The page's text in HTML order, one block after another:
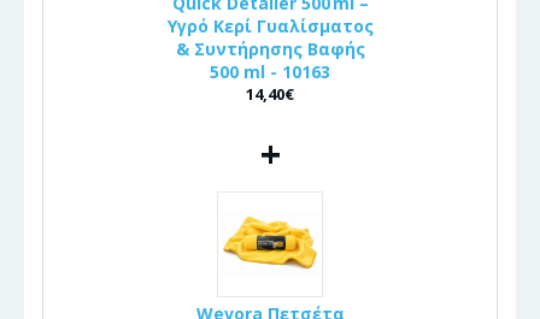
Υγρό Κερί Γυαλίσματος
& Συντήρησης Βαφής
500 ml - 10163
14,40€
+
Wevora Πετσέτα